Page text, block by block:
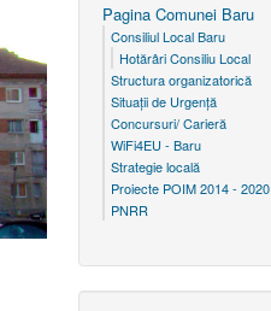
Pagina Comunei Baru
Consiliul Local Baru
Hotărâri Consiliu Local
Structura organizatorică
Situaţii de Urgenţă
Concursuri/ Carieră
WiFi4EU - Baru
Strategie locală
Proiecte POIM 2014 - 2020
PNRR